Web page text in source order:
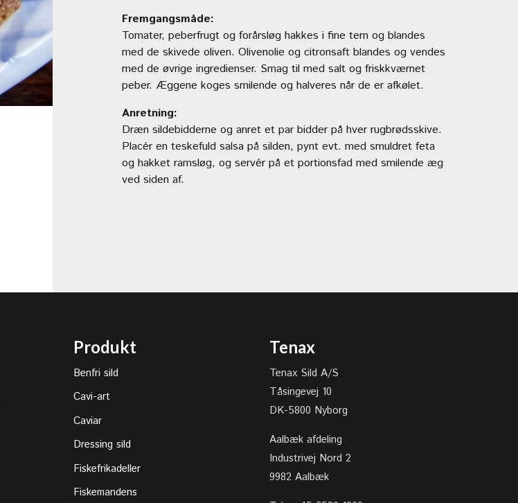
Fremgangsmåde:
Tomater, peberfrugt og forårsløg hakkes i fine tern og blandes
med de skivede oliven. Olivenolie og citronsaft blandes og vendes
med de øvrige ingredienser. Smag til med salt og friskkværnet
peber. Æggene koges smilende og halveres når de er afkølet.
Anretning:
Dræn sildebidderne og anret et par bidder på hver rugbrødsskive.
Placér en teskefuld salsa på silden, pynt evt. med smuldret feta
og hakket ramsløg, og servér på et portionsfad med smilende æg
ved siden af.
Produkt
Benfri sild
Cavi-art
Caviar
Dressing sild
Fiskefrikadeller
Fiskemandens
Tenax
Tenax Sild A/S
Tåsingevej 10
DK-5800 Nyborg
Aalbæk afdeling
Industrivej Nord 2
9982 Aalbæk